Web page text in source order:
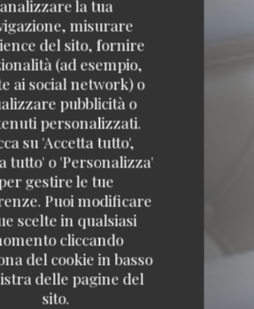
analizzare la tua
misurare
del sito, fornire
(ad esempio,
ai social network) o
pubblicità o
personalizzati.
su 'Accetta tutto',
tutto' o 'Personalizza'
gestire le tue
Puoi modificare
scelte in qualsiasi
cliccando
del cookie in basso
delle pagine del
sito.
FRANCOIS ARAGO 92000
NANTERRE